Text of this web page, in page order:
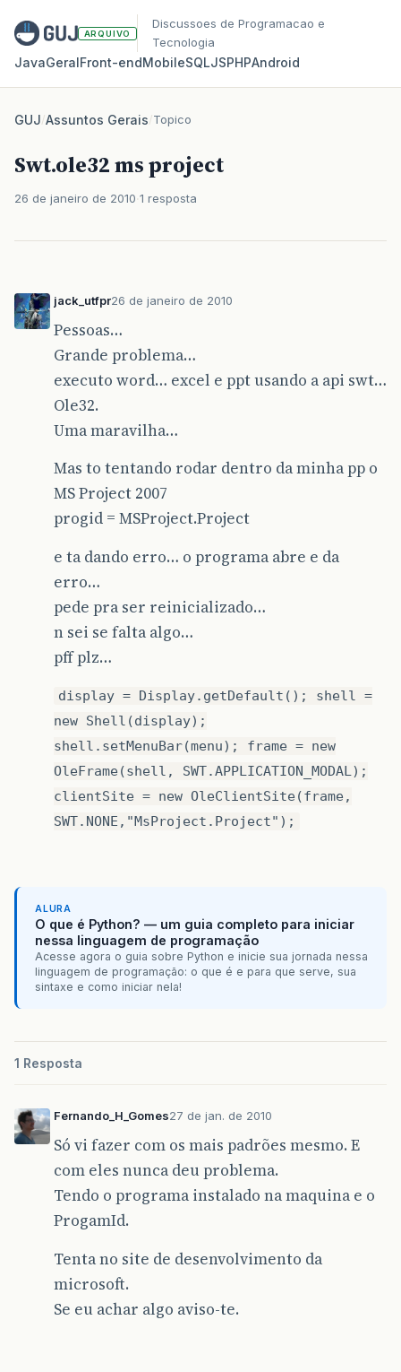
ARQUIVO
Discussoes de Programacao e
Tecnologia
JavaGeralFront‑endMobileSQLJSPHPAndroid
GUJ/Assuntos Gerais/Topico
Swt.ole32 ms project
26 de janeiro de 2010 1 resposta
jack_utfpr26 de janeiro de 2010
Pessoas…
Grande problema…
executo word… excel e ppt usando a api swt…
Ole32.
Uma maravilha…
Mas to tentando rodar dentro da minha pp o
MS Project 2007
progid = MSProject.Project
e ta dando erro… o programa abre e da
erro…
pede pra ser reinicializado…
n sei se falta algo…
pff plz…
display = Display.getDefault(); shell =
new Shell(display);
shell.setMenuBar(menu); frame = new
OleFrame(shell, SWT.APPLICATION_MODAL);
clientSite = new OleClientSite(frame,
SWT.NONE,"MsProject.Project");
ALURA
O que é Python? — um guia completo para iniciar
nessa linguagem de programação
Acesse agora o guia sobre Python e inicie sua jornada nessa
linguagem de programação: o que é e para que serve, sua
sintaxe e como iniciar nela!
1 Resposta
Fernando_H_Gomes27 de jan. de 2010
Só vi fazer com os mais padrões mesmo. E
com eles nunca deu problema.
Tendo o programa instalado na maquina e o
ProgamId.
Tenta no site de desenvolvimento da
microsoft.
Se eu achar algo aviso-te.